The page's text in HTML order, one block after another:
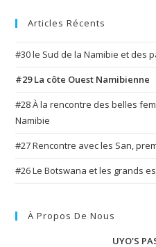
Articles Récents
#30 le Sud de la Namibie et des
#29 La côte Ouest Namibienne
#28 À la rencontre des belles
Namibie
#27 Rencontre avec les San,
#26 Le Botswana et les grands
À Propos De Nous
UYO'S